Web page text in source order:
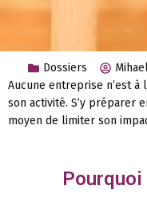
Dossiers
Aucune entreprise n’est à
son activité. S’y préparer
moyen de limiter son